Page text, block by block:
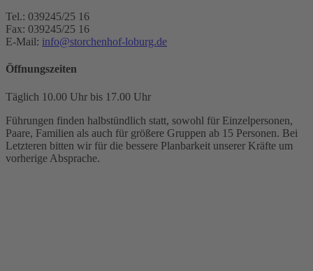
Tel.: 039245/25 16
Fax: 039245/25 16
E-Mail: info@storchenhof-loburg.de
Öffnungszeiten
Täglich 10.00 Uhr bis 17.00 Uhr
Führungen finden halbstündlich statt, sowohl für Einzelpersonen,
Paare, Familien als auch für größere Gruppen ab 15 Personen. Bei
Letzteren bitten wir für die bessere Planbarkeit unserer Kräfte um
vorherige Absprache.